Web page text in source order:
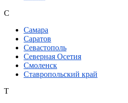
С
Самара
Саратов
Севастополь
Северная Осетия
Смоленск
Ставропольский край
Т